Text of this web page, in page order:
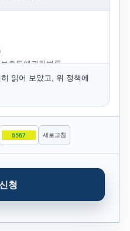
호등에관한법률,
관련된 법령상의 규정들을
침을 제정하여 이용자의
자의 개인정보가 어떠한
며, 개인정보보호를 위해
알려드립니다. 회사는
우 웹사이트 공지사항
할 것입니다.
읽어 보았고, 위 정책에
새로고침
청